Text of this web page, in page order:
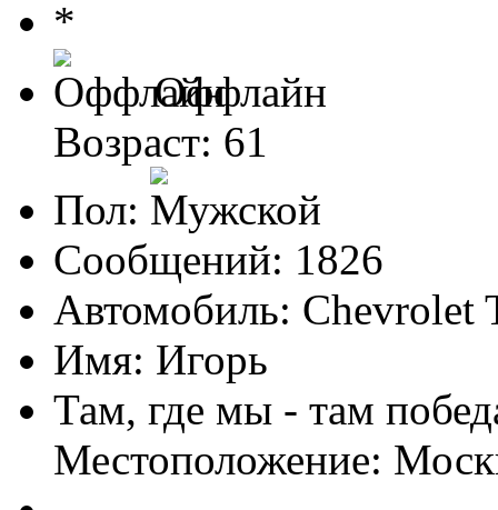
Оффлайн
Возраст: 61
Пол:
Сообщений: 1826
Автомобиль:
Имя: Игорь
Там, где мы - там
Местоположение: